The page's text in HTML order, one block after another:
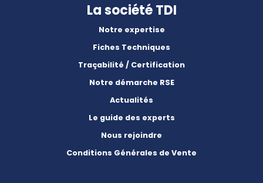
La société TDI
Notre expertise
Fiches Techniques
Traçabilité / Certification
Notre démarche RSE
Actualités
Le guide des experts
Nous rejoindre
Conditions Générales de Vente